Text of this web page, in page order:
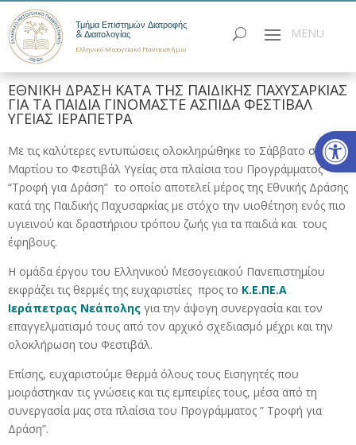
Τμήμα Επιστημών Διατροφής
& Διαιτολογίας
Ελληνικό Μεσογειακό Πανεπιστήμιο
ΕΘΝΙΚΗ ΔΡΑΣΗ ΚΑΤΑ ΤΗΣ ΠΑΙΔΙΚΗΣ ΠΑΧΥΣΑΡΚΙΑΣ
ΓΙΑ ΤΑ ΠΑΙΔΙΑ ΓΙΝΟΜΑΣΤΕ ΑΣΠΙΔΑ ΦΕΣΤΙΒΑΛ
ΥΓΕΙΑΣ ΙΕΡΑΠΕΤΡΑ
Με τις καλύτερες εντυπώσεις ολοκληρώθηκε το Σάββατο στις 21
Μαρτίου το Φεστιβάλ Υγείας στα πλαίσια του Προγράμματος
“Τροφή για Δράση” το οποίο αποτελεί μέρος της Εθνικής Δράσης
κατά της Παιδικής Παχυσαρκίας με στόχο την υιοθέτηση ενός πιο
υγιεινού και δραστήριου τρόπου ζωής για τα παιδιά και τους
έφηβους.
Η ομάδα έργου του Ελληνικού Μεσογειακού Πανεπιστημίου
εκφράζει τις θερμές της ευχαριστίες προς το Κ.Ε.ΠΕ.Α
Ιεράπετρας Νεάπολης για την άψογη συνεργασία και τον
επαγγελματισμό τους από τον αρχικό σχεδιασμό μέχρι και την
ολοκλήρωση του Φεστιβάλ.
Επίσης, ευχαριστούμε θερμά όλους τους Εισηγητές που
μοιράστηκαν τις γνώσεις και τις εμπειρίες τους, μέσα από τη
συνεργασία μας στα πλαίσια του Προγράμματος ” Τροφή για
Δράση”.